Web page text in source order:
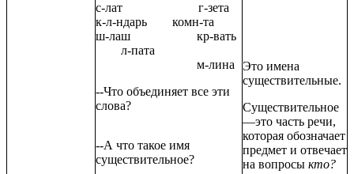
с-лат г-зета
к-л-ндарь комн-та
ш-лаш кр-вать
л-пата
м-лина
--Что объединяет все эти
слова?
--А что такое имя
существительное?
Это имена
существительные.
Существительное
—это часть речи,
которая обозначает
предмет и отвечает
на вопросы кто?